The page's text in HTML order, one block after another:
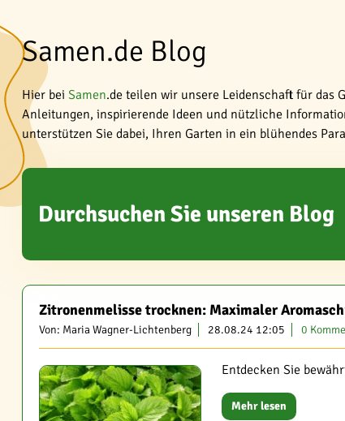
Samen.de Blog
Hier bei Samen.de teilen wir unsere Leidenschaft für das
Anleitungen, inspirierende Ideen und nützliche
unterstützen Sie dabei, Ihren Garten in ein blühendes
Durchsuchen Sie unseren Blog
Zitronenmelisse trocknen: Maximaler
Von: Maria Wagner-Lichtenberg 28.08.24 12:05 0
Entdecken Sie
Mehr lesen